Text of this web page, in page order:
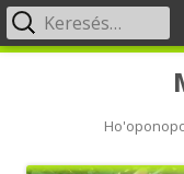
Primary